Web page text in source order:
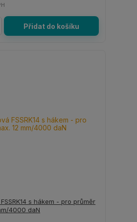
Přidat do košíku
s hákem - pro průměr
4000 daN